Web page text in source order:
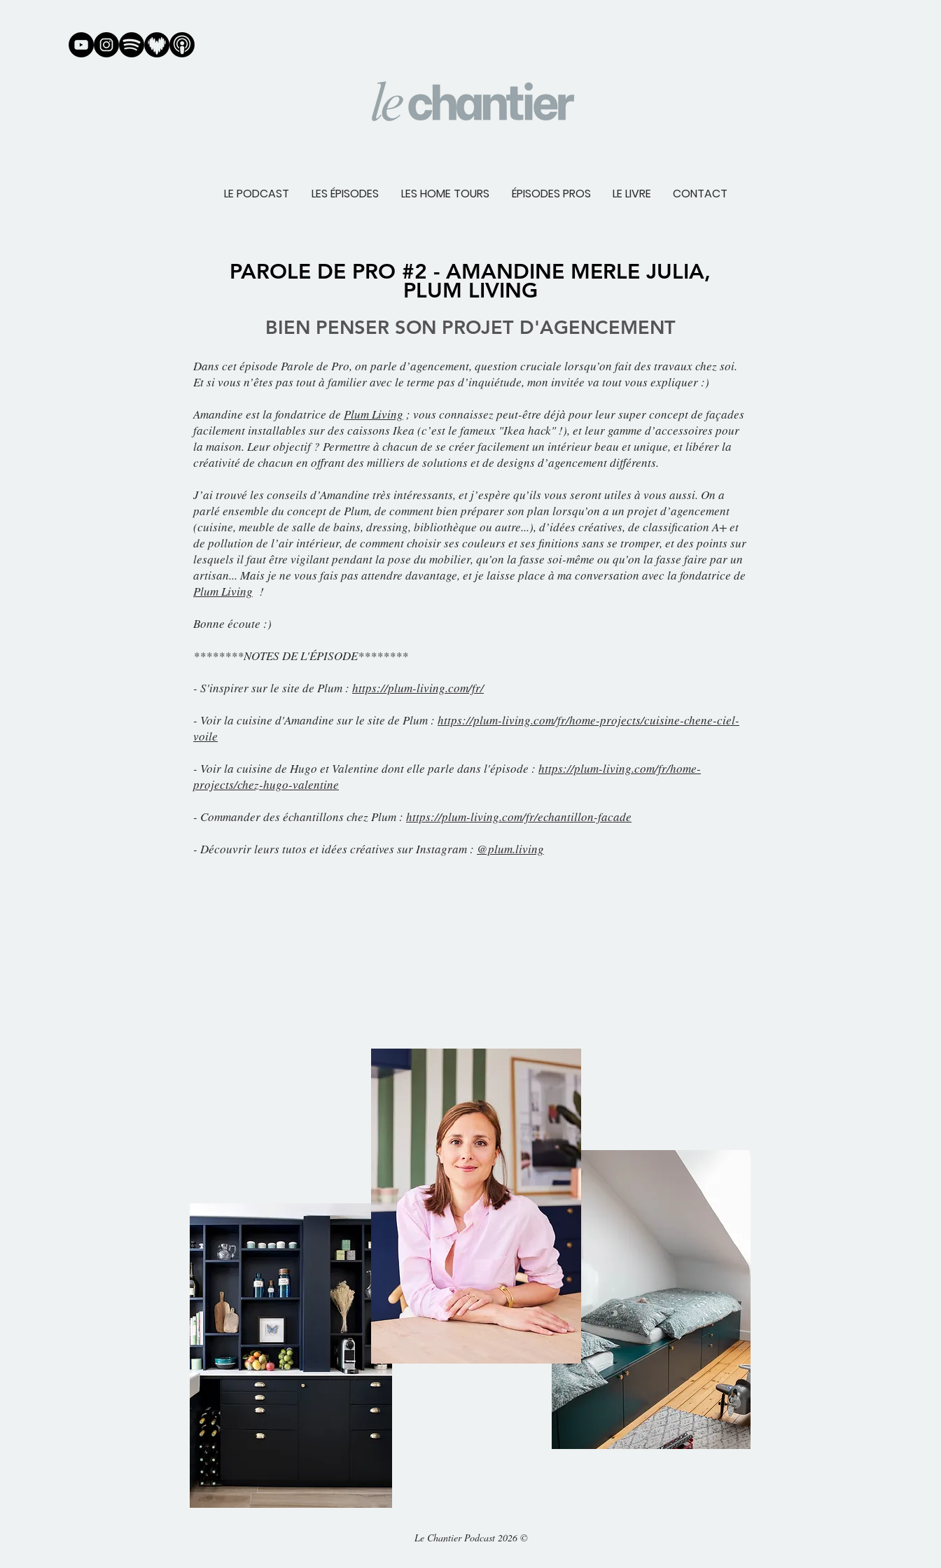
LE PODCAST LES ÉPISODES LES HOME TOURS ÉPISODES PROS LE LIVRE CONTACT
PAROLE DE PRO #2 - AMANDINE MERLE JULIA,
PLUM LIVING
BIEN PENSER SON PROJET D'AGENCEMENT
Dans cet épisode Parole de Pro, on parle d’agencement, question cruciale lorsqu’on fait des travaux chez soi.
Et si vous n’êtes pas tout à familier avec le terme pas d’inquiétude, mon invitée va tout vous expliquer :)
Amandine est la fondatrice de Plum Living ; vous connaissez peut-être déjà pour leur super concept de façades
facilement installables sur des caissons Ikea (c’est le fameux "Ikea hack" !), et leur gamme d’accessoires pour
la maison. Leur objectif ? Permettre à chacun de se créer facilement un intérieur beau et unique, et libérer la
créativité de chacun en offrant des milliers de solutions et de designs d’agencement différents.
J’ai trouvé les conseils d’Amandine très intéressants, et j’espère qu’ils vous seront utiles à vous aussi. On a
parlé ensemble du concept de Plum, de comment bien préparer son plan lorsqu’on a un projet d’agencement
(cuisine, meuble de salle de bains, dressing, bibliothèque ou autre...), d’idées créatives, de classification A+ et
de pollution de l’air intérieur, de comment choisir ses couleurs et ses finitions sans se tromper, et des points sur
lesquels il faut être vigilant pendant la pose du mobilier, qu’on la fasse soi-même ou qu’on la fasse faire par un
artisan... Mais je ne vous fais pas attendre davantage, et je laisse place à ma conversation avec la fondatrice de
Plum Living !
Bonne écoute :)
********NOTES DE L'ÉPISODE********
- S'inspirer sur le site de Plum : https://plum-living.com/fr/
- Voir la cuisine d'Amandine sur le site de Plum : https://plum-living.com/fr/home-projects/cuisine-chene-ciel-
voile
- Voir la cuisine de Hugo et Valentine dont elle parle dans l'épisode : https://plum-living.com/fr/home-
projects/chez-hugo-valentine
- Commander des échantillons chez Plum : https://plum-living.com/fr/echantillon-facade
- Découvrir leurs tutos et idées créatives sur Instagram : @plum.living
Le Chantier Podcast 2026 ©